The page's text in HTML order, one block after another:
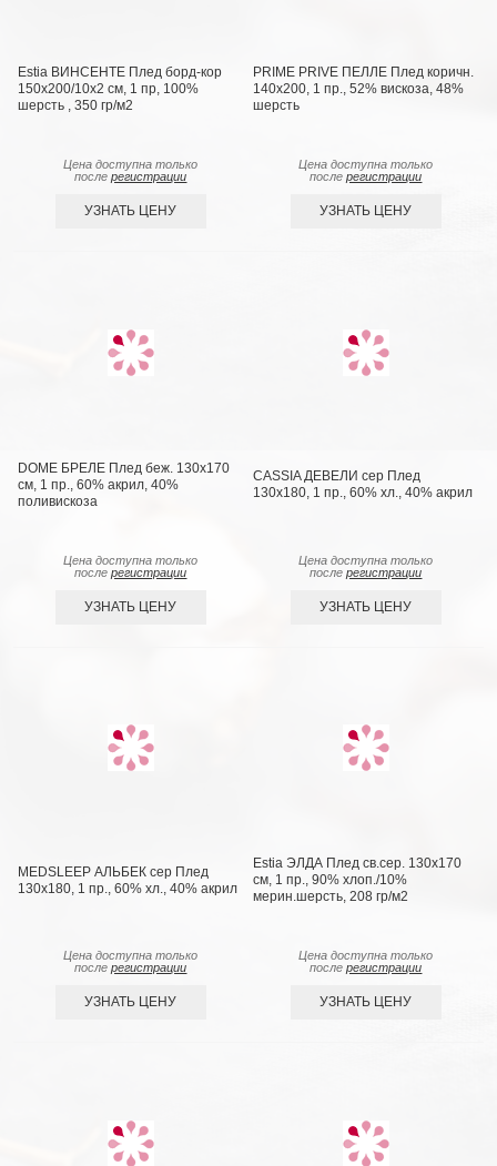
Estia ВИНСЕНТЕ Плед борд-кор
150х200/10х2 см, 1 пр, 100%
шерсть , 350 гр/м2
Цена доступна только
послерегистрации
УЗНАТЬ ЦЕНУ
PRIME PRIVE ПЕЛЛЕ Плед коричн.
140х200, 1 пр., 52% вискоза, 48%
шерсть
Цена доступна только
послерегистрации
УЗНАТЬ ЦЕНУ
DOME БРЕЛЕ Плед беж. 130х170
см, 1 пр., 60% акрил, 40%
поливискоза
Цена доступна только
послерегистрации
УЗНАТЬ ЦЕНУ
CASSIA ДЕВЕЛИ сер Плед
130x180, 1 пр., 60% хл., 40% акрил
Цена доступна только
послерегистрации
УЗНАТЬ ЦЕНУ
MEDSLEEP АЛЬБЕК сер Плед
130x180, 1 пр., 60% хл., 40% акрил
Цена доступна только
послерегистрации
УЗНАТЬ ЦЕНУ
Estia ЭЛДА Плед св.сер. 130х170
см, 1 пр., 90% хлоп./10%
мерин.шерсть, 208 гр/м2
Цена доступна только
послерегистрации
УЗНАТЬ ЦЕНУ